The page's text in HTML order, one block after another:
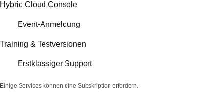
Hybrid Cloud Console
Event-Anmeldung
Training & Testversionen
Erstklassiger Support
Einige Services können eine Subskription erfordern.